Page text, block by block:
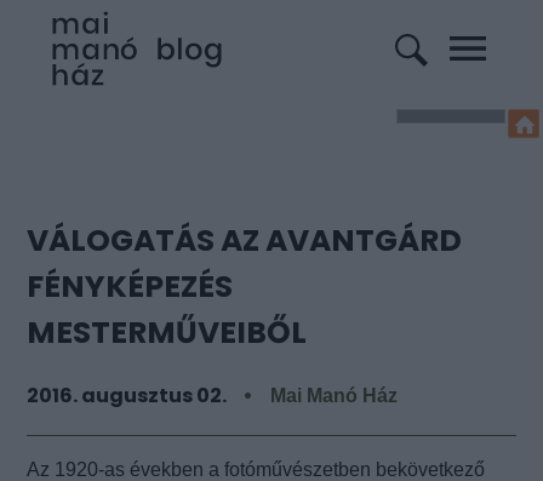
VÁLOGATÁS AZ AVANTGÁRD
FÉNYKÉPEZÉS
MESTERMŰVEIBŐL
2016. augusztus 02. Mai Manó Ház
Az 1920-as években a fotóművészetben bekövetkező